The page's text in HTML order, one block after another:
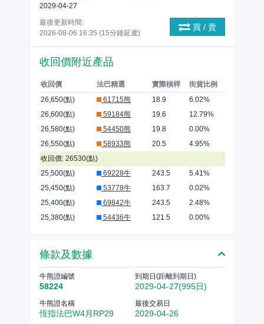
2029-04-27
最後更新時間:
2026-08-06 16:35 (15分鐘延遲)
買 / 賣
收回價附近產品
收回價 法巴精選 實際槓桿
街貨比例
26,650(點)
61715熊 18.9
6.02%
26,600(點)
59184熊 19.6
12.79%
26,580(點)
54450熊 19.8
0.00%
26,550(點)
58933熊 20.5
4.95%
收回價: 26530(點)
25,500(點)
69228牛 243.5
5.41%
25,450(點)
53778牛 163.7
0.02%
25,400(點)
69842牛 243.5
2.48%
25,380(點)
54436牛 121.5 0.00%
條款及數據
牛熊證編號
58224
到期日(距離到期日)
2029-04-27(995日)
牛熊證名稱
恆指法巴W4月RP29
最後交易日
2029-04-26